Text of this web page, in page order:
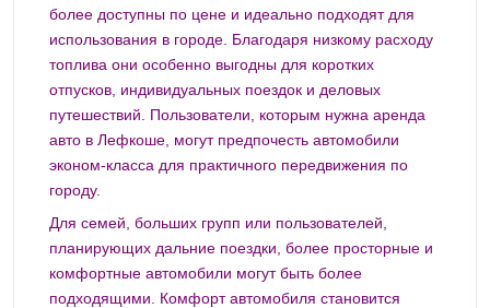
более доступны по цене и идеально подходят для
использования в городе. Благодаря низкому расходу
топлива они особенно выгодны для коротких
отпусков, индивидуальных поездок и деловых
путешествий. Пользователи, которым нужна аренда
авто в Лефкоше, могут предпочесть автомобили
эконом-класса для практичного передвижения по
городу.
Для семей, больших групп или пользователей,
планирующих дальние поездки, более просторные и
комфортные автомобили могут быть более
подходящими. Комфорт автомобиля становится